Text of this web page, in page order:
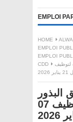
EMPLOI
HOME
EMPLOI
EMPLOI
CDD
لتوظيف
البذور
« سوناكوس » : مباريات لتوظيف 07